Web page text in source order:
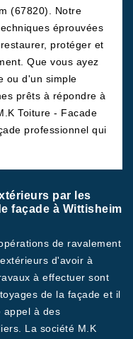
(67820). Notre
éprouvées
protéger et
Que vous ayez
ou d'un simple
prêts à répondre à
Toiture - Facade
professionnel qui
par les
façade à Wittisheim
de ravalement
d'avoir à
à effectuer sont
de la façade et il
appel à des
La société M.K